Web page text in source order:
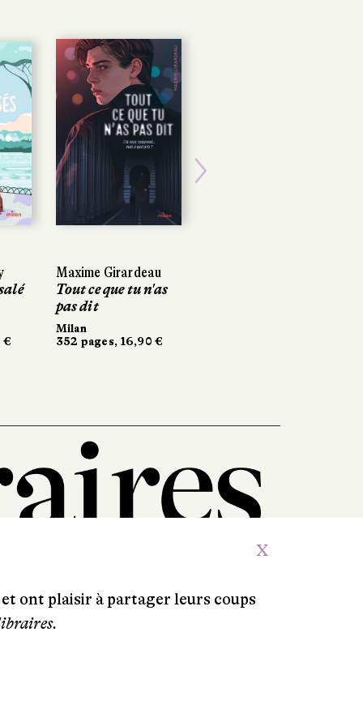
€
Maxime Girardeau
Tout ce que tu n'as
pas dit
Milan
352 pages, 16,90 €
€
Maxime Girardeau
Tout ce que tu n'as
pas dit
Milan
352 pages, 16,90 €
X
ont plaisir à partager leurs coups